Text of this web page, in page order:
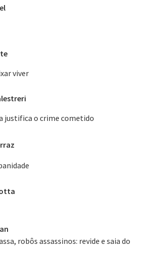
viver
justifica o crime cometido
robôs assassinos: revide e saia do